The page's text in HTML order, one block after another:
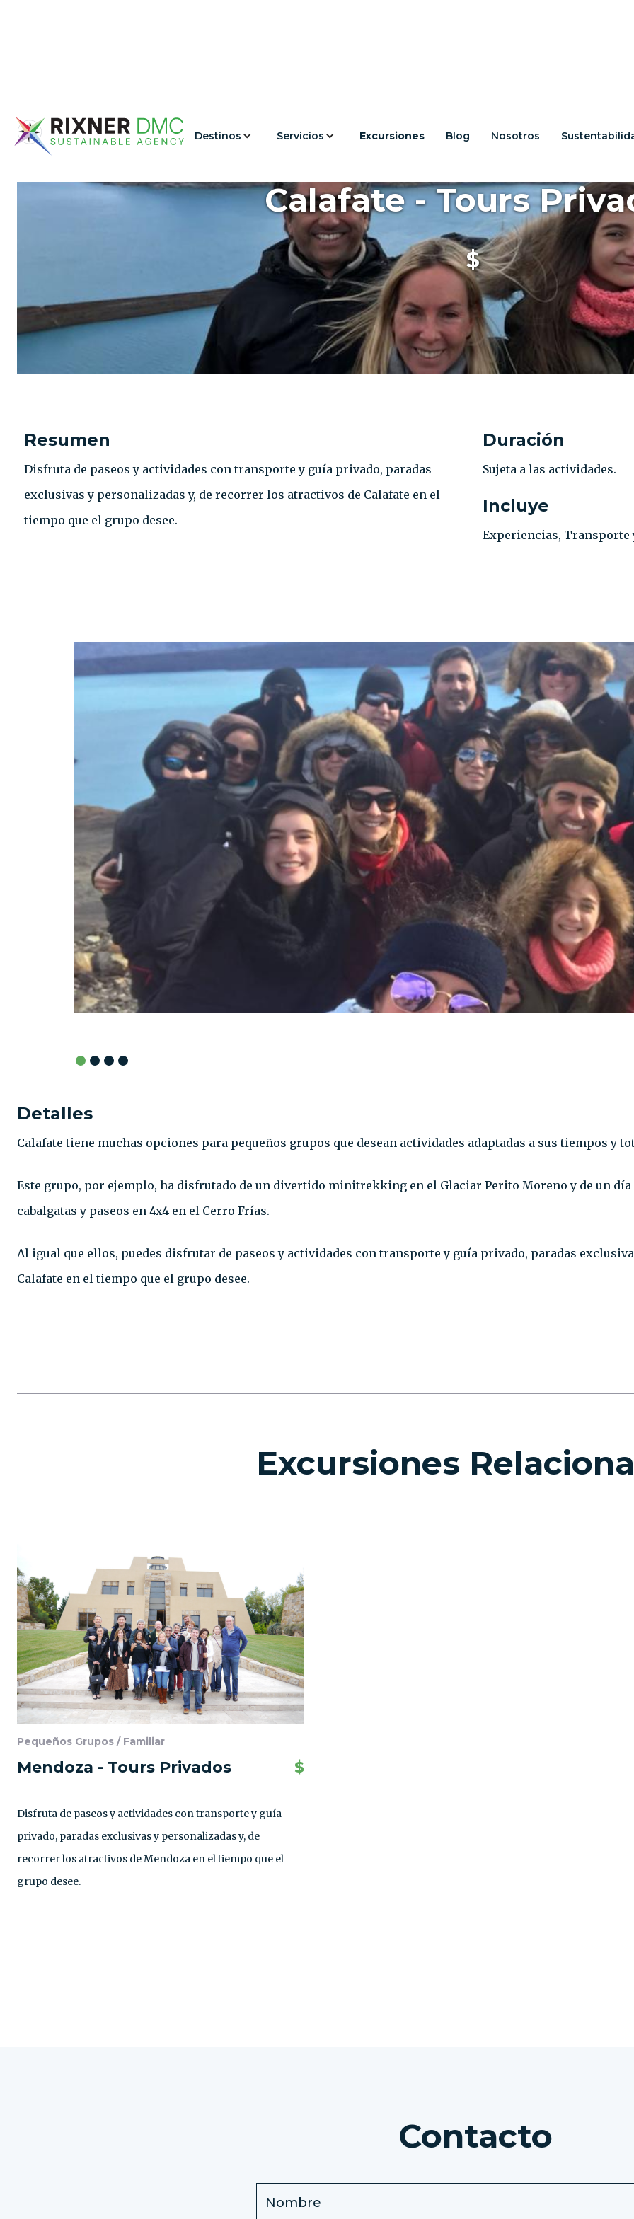
Destinos Servicios Excursiones Blog Nosotros
Calafate - Tours
$
Resumen
Disfruta de paseos y actividades con transporte y guía privado, paradas
exclusivas y personalizadas y, de recorrer los atractivos de Calafate en el
tiempo que el grupo desee.
Duración
Sujeta a las actividades.
Incluye
Experiencias, Transporte
Detalles
Calafate tiene muchas opciones para pequeños grupos que desean actividades adaptadas a sus tiempos y
Este grupo, por ejemplo, ha disfrutado de un divertido minitrekking en el Glaciar Perito Moreno y de un
cabalgatas y paseos en 4x4 en el Cerro Frías.
Al igual que ellos, puedes disfrutar de paseos y actividades con transporte y guía privado, paradas
Calafate en el tiempo que el grupo desee.
Excursiones
Pequeños Grupos / Familiar
Mendoza - Tours Privados $
Disfruta de paseos y actividades con transporte y guía
privado, paradas exclusivas y personalizadas y, de
recorrer los atractivos de Mendoza en el tiempo que el
grupo desee.
Contacto